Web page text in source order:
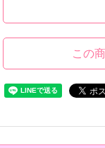
この